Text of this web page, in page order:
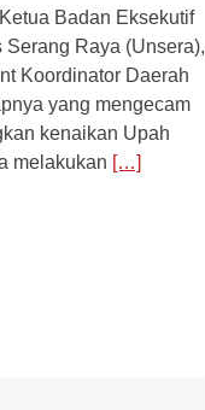
Badan Eksekutif
Raya (Unsera),
Koordinator Daerah
yang mengecam
kenaikan Upah
melakukan […]